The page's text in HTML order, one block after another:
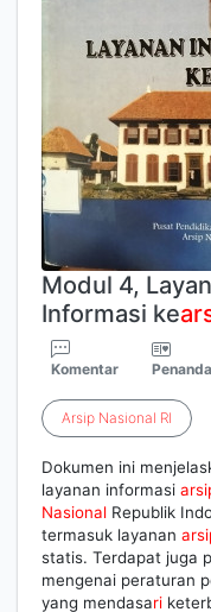
Modul 4,
Informasi ke
Komentar Penanda
Arsip Nasional RI
Dokumen ini
layanan informasi
Nasional Republik
termasuk layanan
statis. Terdapat juga
mengenai peraturan
yang mendasari